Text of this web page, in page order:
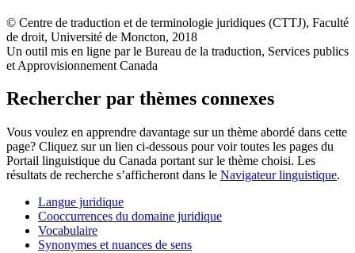
© Centre de traduction et de terminologie juridiques (CTTJ), Faculté
de droit, Université de Moncton, 2018
Un outil mis en ligne par le Bureau de la traduction, Services publics
et Approvisionnement Canada
Rechercher par thèmes connexes
Vous voulez en apprendre davantage sur un thème abordé dans cette
page? Cliquez sur un lien ci-dessous pour voir toutes les pages du
Portail linguistique du Canada portant sur le thème choisi. Les
résultats de recherche s’afficheront dans le Navigateur linguistique.
Langue juridique
Cooccurrences du domaine juridique
Vocabulaire
Synonymes et nuances de sens